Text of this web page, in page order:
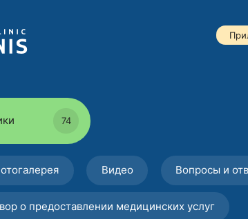
74
Видео Вопросы и
о предоставлении медицинских услуг